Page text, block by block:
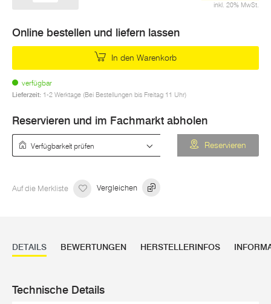
inkl. 20% MwSt.
Online bestellen und liefern lassen
In den Warenkorb
verfügbar
Lieferzeit: 1-2 Werktage (Bei Bestellungen bis Freitag 11 Uhr)
Reservieren und im Fachmarkt abholen
Reservieren
Auf die Merkliste Vergleichen
DETAILS BEWERTUNGEN HERSTELLERINFOS
Technische Details